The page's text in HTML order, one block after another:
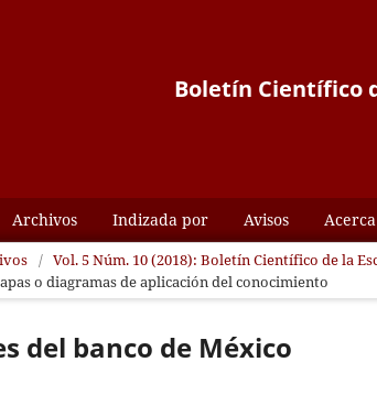
Boletín Científico
Archivos Indizada por Avisos
/ Vol. 5 Núm. 10 (2018): Boletín Científico de la
o diagramas de aplicación del conocimiento
del banco de México